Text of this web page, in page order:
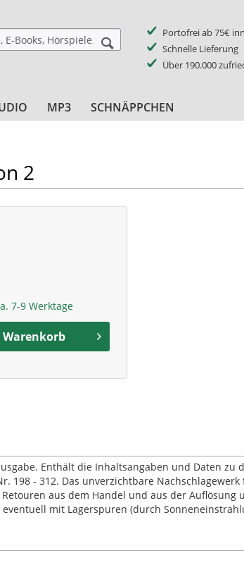
Portofrei ab 75€
Schnelle Lieferung
Über 190.000
MP3 SCHNÄPPCHEN
2
7-9 Werktage
Warenkorb
Enthält die Inhaltsangaben und Daten zu
198 - 312. Das unverzichtbare
aus dem Handel und aus der Auflösung
mit Lagerspuren (durch